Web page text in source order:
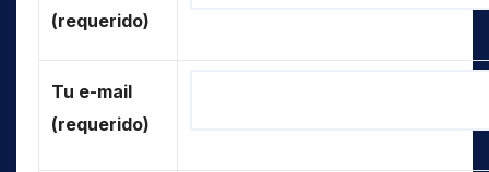
(requerido)
Tu e-mail
(requerido)